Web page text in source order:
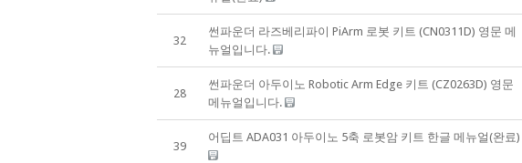
32
썬파운더 라즈베리파이 PiArm 로봇 키트 (CN0311D) 영문 메
뉴얼입니다.
28
썬파운더 아두이노 Robotic Arm Edge 키트 (CZ0263D) 영문
메뉴얼입니다.
39
어딥트 ADA031 아두이노 5축 로봇암 키트 한글 메뉴얼(완료)